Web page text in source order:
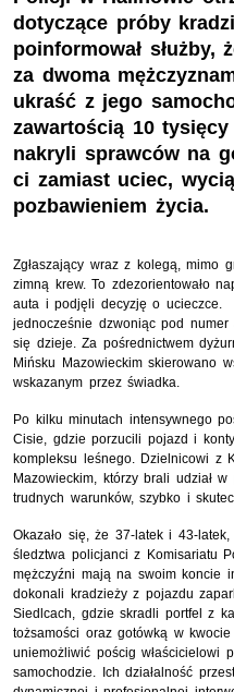
dotyczące próby
poinformował
za dwoma
ukraść z jego
zawartością 10
nakryli sprawców na
ci zamiast uciec,
pozbawieniem życia.
Zgłaszający wraz z kolegą, mimo
zimną krew. To zdezorientowało
auta i podjęli decyzję o ucieczce.
jednocześnie dzwoniąc pod
się dzieje. Za pośrednictwem
Mińsku Mazowieckim skierowano
wskazanym przez świadka.
Po kilku minutach intensywnego
Cisie, gdzie porzucili pojazd i
kompleksu leśnego. Dzielnicowi z
Mazowieckim, którzy brali udział
trudnych warunków, szybko i
Okazało się, że 37-latek i 43-
śledztwa policjanci z Komisariatu
mężczyźni mają na swoim koncie
dokonali kradzieży z pojazdu
Siedlcach, gdzie skradli portfel z
tożsamości oraz gotówką w
uniemożliwić pościg właścicielowi
samochodzie. Ich działalność